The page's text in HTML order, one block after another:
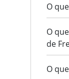
O
O
de
O